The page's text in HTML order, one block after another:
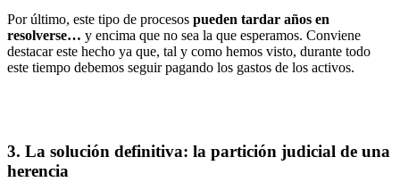
Por último, este tipo de procesos pueden tardar años en
resolverse… y encima que no sea la que esperamos. Conviene
destacar este hecho ya que, tal y como hemos visto, durante todo
este tiempo debemos seguir pagando los gastos de los activos.
3. La solución definitiva: la partición judicial de una
herencia